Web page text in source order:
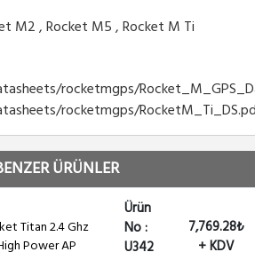
M2 , Rocket M5 , Rocket M Ti
rocketmgps/
rocketmgps/
ÜRÜNLER
Titan 2.4 Ghz
Power AP
Ürün
No :
U342
7,769.28₺
+ KDV